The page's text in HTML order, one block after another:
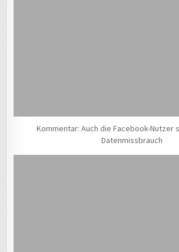
Kommentar: Auch die Facebook-Nutzer
Datenmissbrauch